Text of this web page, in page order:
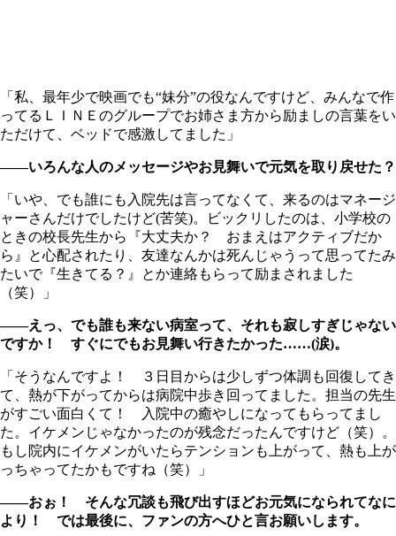
「私、最年少で映画でも“妹分”の役なんですけど、みんなで作
ってるＬＩＮＥのグループでお姉さま方から励ましの言葉をい
ただけて、ベッドで感激してました」
――いろんな人のメッセージやお見舞いで元気を取り戻せた？
「いや、でも誰にも入院先は言ってなくて、来るのはマネージ
ャーさんだけでしたけど(苦笑)。ビックリしたのは、小学校の
ときの校長先生から『大丈夫か？ おまえはアクティブだか
ら』と心配されたり、友達なんかは死んじゃうって思ってたみ
たいで『生きてる？』とか連絡もらって励まされました
（笑）」
――えっ、でも誰も来ない病室って、それも寂しすぎじゃない
ですか！ すぐにでもお見舞い行きたかった……(涙)。
「そうなんですよ！ ３日目からは少しずつ体調も回復してき
て、熱が下がってからは病院中歩き回ってました。担当の先生
がすごい面白くて！ 入院中の癒やしになってもらってまし
た。イケメンじゃなかったのが残念だったんですけど（笑）。
もし院内にイケメンがいたらテンションも上がって、熱も上が
っちゃってたかもですね（笑）」
――おぉ！ そんな冗談も飛び出すほどお元気になられてなに
より！ では最後に、ファンの方へひと言お願いします。